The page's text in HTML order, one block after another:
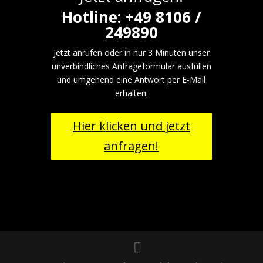
Hotline: +49 8106 /
249890
Jetzt anrufen oder in nur 3 Minuten unser
unverbindliches Anfrageformular ausfüllen
und umgehend eine Antwort per E-Mail
erhalten:
Hier klicken und jetzt
anfragen!